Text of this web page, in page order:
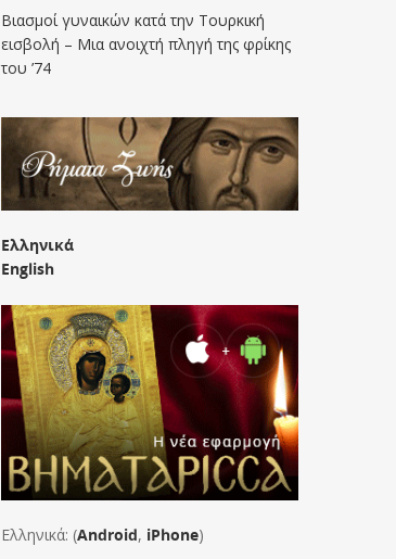
Βιασμοί γυναικών κατά την Τουρκική
εισβολή – Μια ανοιχτή πληγή της φρίκης
του ’74
Ελληνικά
English
Ελληνικά: (Android, iPhone)